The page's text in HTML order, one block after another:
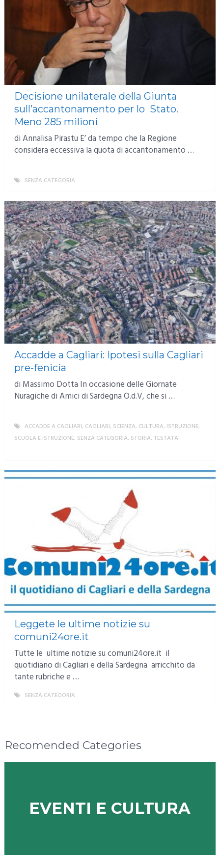
Decisione unilaterale della Giunta
sull’accantonamento per lo Stato.
Meno 285 milioni
di Annalisa Pirastu E’ da tempo che la Regione
considera eccessiva la quota di accantonamento …
SENZA CATEGORIA
Accadde a Cagliari: Ipotesi sulla Cagliari
pre-fenicia
di Massimo Dotta In occasione delle Giornate
Nuragiche di Amici di Sardegna O.d.V, che si …
ACCADDE A CAGLIARI, CAGLIARI, SCIENZA, CULTURA, ISTRUZIONE,
SCUOLA E ISTRUZIONE, SENZA CATEGORIA, STORIA, TESTATA
Leggete le ultime notizie su
comuni24ore.it
Tutte le ultime notizie su comuni24ore.it il
quotidiano di Cagliari e della Sardegna arricchito da
tante rubriche e …
SENZA CATEGORIA
Recomended Categories
EVENTI E CULTURA